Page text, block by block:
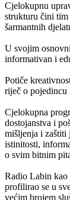
Cjelokupnu
strukturu čini
šarmantnih
U svojim
informativan i
Potiče
riječ o pojedincu
Cjelokupna
dostojanstva i
mišljenja i zaštiti
istinitosti,
o svim bitnim
Radio Labin kao
profilirao se u
većim brojem